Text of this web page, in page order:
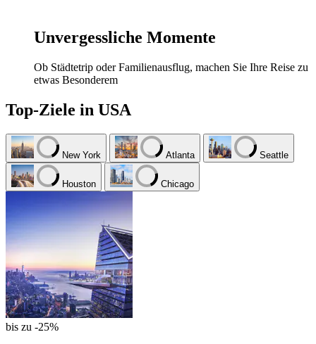
Unvergessliche Momente
Ob Städtetrip oder Familienausflug, machen Sie Ihre Reise zu
etwas Besonderem
Top-Ziele in USA
New York Atlanta Seattle
Houston Chicago
bis zu -25%